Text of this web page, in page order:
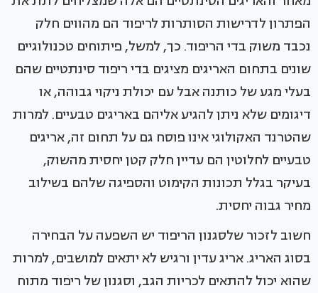
הפתרון לדרישות הסותרות לריפוד הם מהווים חלק
נכבד משוק בדי הריפוד. כך, למשל, פיתוחים טכנולוגיים
שונים בתחום האריגים מציגים בדי ריפוד סינתטיים שהם
בעלי מגע של כותנה אבל עם יכולת ניקוי גבוהה, או
דיגומים שלא ניתן להגיע אליהם באריגים טבעיים. למרות
שהטרנד האקולוגי אינו פוסח גם על תחום זה, אריגים
טבעיים לחלוטין הם עדיין חלק קטן יחסית מהשוק,
בעיקר בגלל תכונות הקימוט והספיגה שלהם בשילוב
מחיר גבוה יחסית.
חשוב לזכור שלסגנון הריפוד יש השפעה על הבחירה
בסוג האריג. אריג עדין ורגיש לא יתאים למושבים, למרות
שהוא יכול להתאים לכריות הגב, וסגנון של ריפוד מתוח